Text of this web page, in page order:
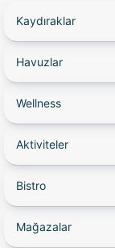
Kaydıraklar
Havuzlar
Wellness
Aktiviteler
Bistro
Mağazalar